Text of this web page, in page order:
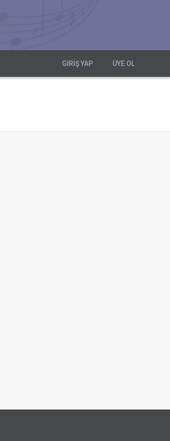
GIRIŞ YAP ÜYE OL